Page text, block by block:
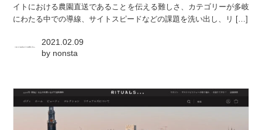
イトにおける農園直送であることを伝える難しさ、カテゴリーが多岐
にわたる中での導線、サイトスピードなどの課題を洗い出し、リ […]
2021.02.09
by nonsta